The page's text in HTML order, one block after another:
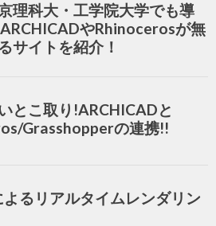
理科大・工学院大学でも導
ARCHICADやRhinocerosが無
サイトを紹介！
とこ取り!ARCHICADと
Grasshopperの連携!!
るリアルタイムレンダリン